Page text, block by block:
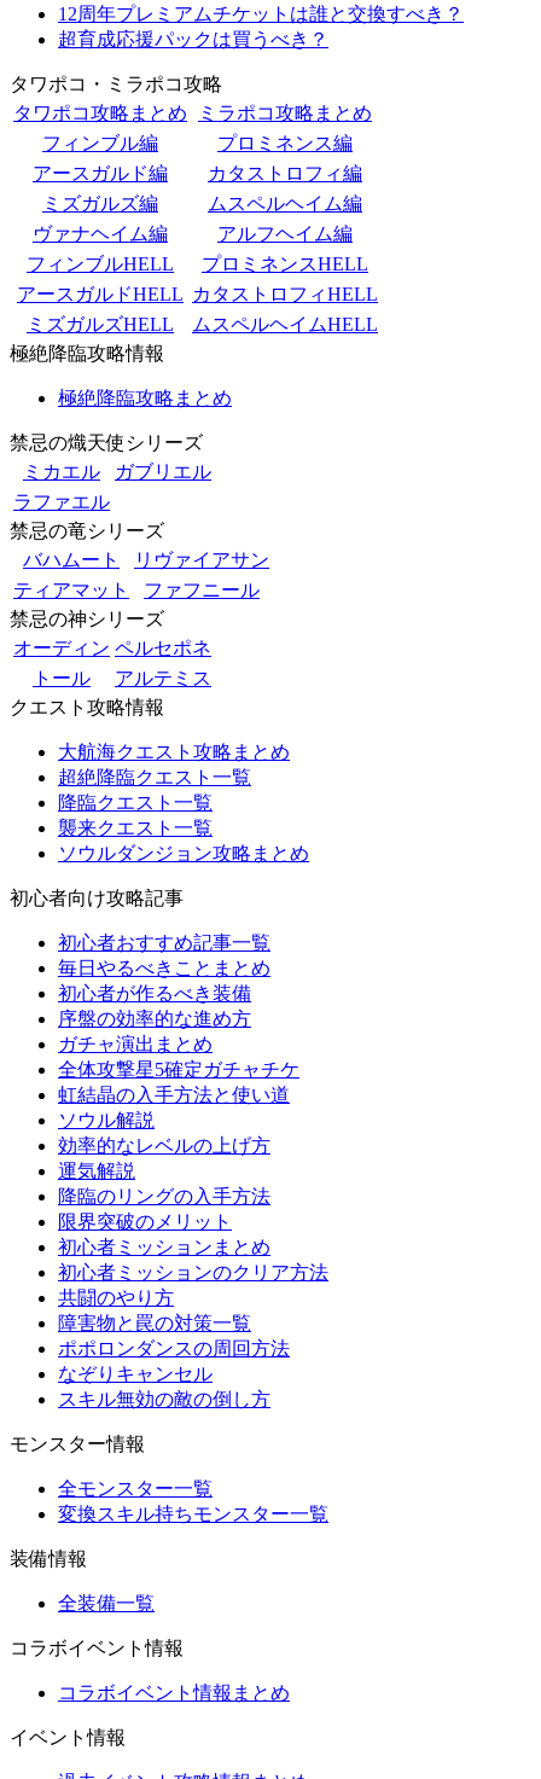
12周年プレミアムチケットは誰と交換すべき？
超育成応援パックは買うべき？
タワポコ・ミラポコ攻略
タワポコ攻略まとめ
ミラポコ攻略まとめ
フィンブル編
プロミネンス編
アースガルド編
カタストロフィ編
ミズガルズ編
ムスペルヘイム編
ヴァナヘイム編
アルフヘイム編
フィンブルHELL
プロミネンスHELL
アースガルドHELL カタストロフィHELL
ミズガルズHELL
ムスペルヘイムHELL
極絶降臨攻略情報
極絶降臨攻略まとめ
禁忌の熾天使シリーズ
ミカエル
ガブリエル
ラファエル
禁忌の竜シリーズ
バハムート
リヴァイアサン
ティアマット
ファフニール
禁忌の神シリーズ
オーディン ペルセポネ
トール
アルテミス
クエスト攻略情報
大航海クエスト攻略まとめ
超絶降臨クエスト一覧
降臨クエスト一覧
襲来クエスト一覧
ソウルダンジョン攻略まとめ
初心者向け攻略記事
初心者おすすめ記事一覧
毎日やるべきことまとめ
初心者が作るべき装備
序盤の効率的な進め方
ガチャ演出まとめ
全体攻撃星5確定ガチャチケ
虹結晶の入手方法と使い道
ソウル解説
効率的なレベルの上げ方
運気解説
降臨のリングの入手方法
限界突破のメリット
初心者ミッションまとめ
初心者ミッションのクリア方法
共闘のやり方
障害物と罠の対策一覧
ポポロンダンスの周回方法
なぞりキャンセル
スキル無効の敵の倒し方
モンスター情報
全モンスター一覧
変換スキル持ちモンスター一覧
装備情報
全装備一覧
コラボイベント情報
コラボイベント情報まとめ
イベント情報